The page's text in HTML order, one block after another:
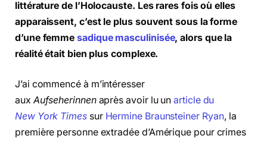
littérature de l’Holocauste. Les rares fois où elles
apparaissent, c’est le plus souvent sous la forme
d’une femmesadique masculinisée, alors que la
réalité était bien plus complexe.
J’ai commencé à m’intéresser
aux Aufseherinnenaprès avoir lu unarticle du
New York Timessur Hermine Braunsteiner Ryan, la
première personne extradée d’Amérique pour crimes